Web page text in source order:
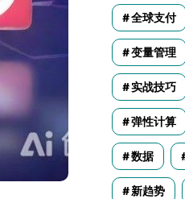
全球支付
变量管理
实战技巧
弹性计算
数据
新趋势